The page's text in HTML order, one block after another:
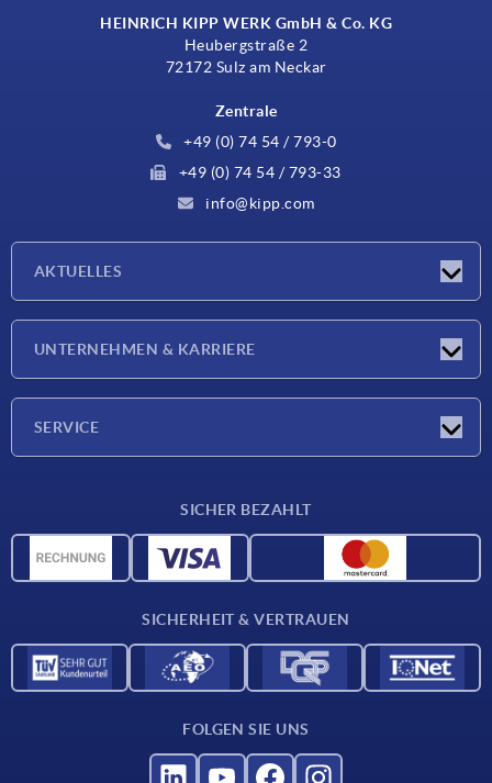
HEINRICH KIPP WERK GmbH & Co. KG
Heubergstraße 2
72172 Sulz am Neckar
Zentrale
+49 (0) 74 54 / 793-0
+49 (0) 74 54 / 793-33
info@kipp.com
AKTUELLES
Presseberichte
UNTERNEHMEN & KARRIERE
SERVICE
Werkstoffübersicht
SICHER BEZAHLT
SICHERHEIT & VERTRAUEN
FOLGEN SIE UNS